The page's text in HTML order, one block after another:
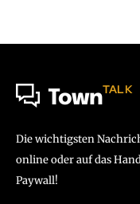
TownTALK
Die wichtigsten
online oder auf das
Paywall!